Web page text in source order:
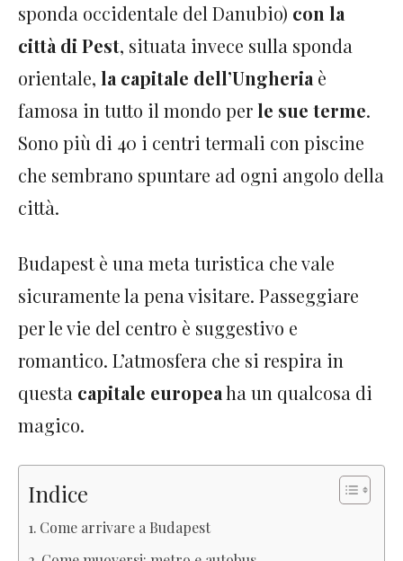
sponda occidentale del Danubio) con la
città di Pest, situata invece sulla sponda
orientale, la capitale dell’Ungheria è
famosa in tutto il mondo perle sue terme.
Sono più di 40 i centri termali con piscine
che sembrano spuntare ad ogni angolo della
città.
Budapest è una meta turistica che vale
sicuramente la pena visitare. Passeggiare
per le vie del centro è suggestivo e
romantico. L’atmosfera che si respira in
questa capitale europeaha un qualcosa di
magico.
Indice
Come arrivare a Budapest